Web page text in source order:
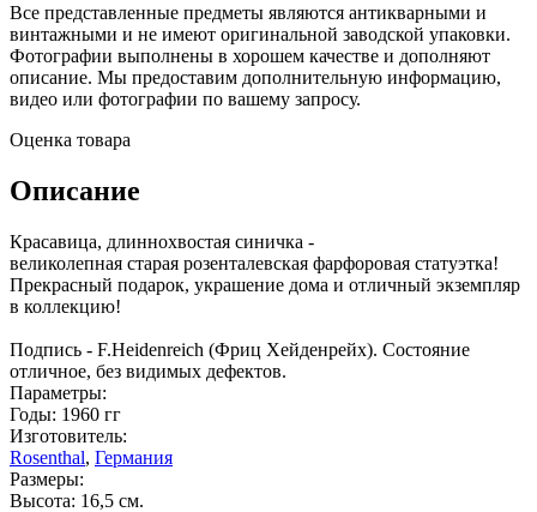
Все представленные предметы являются антикварными и
винтажными и не имеют оригинальной заводской упаковки.
Фотографии выполнены в хорошем качестве и дополняют
описание. Мы предоставим дополнительную информацию,
видео или фотографии по вашему запросу.
Оценка товара
Описание
Красавица, длиннохвостая синичка -
великолепная старая розенталевская фарфоровая статуэтка!
Прекрасный подарок, украшение дома и отличный экземпляр
в коллекцию!
Подпись - F.Heidenreich (Фриц Хейденрейх). Состояние
отличное, без видимых дефектов.
Параметры:
Годы: 1960 гг
Изготовитель:
Rosenthal, Германия
Размеры:
Высота: 16,5 см.